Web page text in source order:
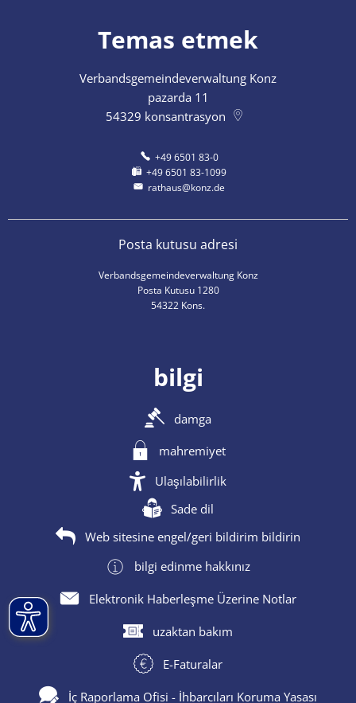
Temas etmek
Verbandsgemeindeverwaltung Konz
pazarda 11
54329 konsantrasyon
+49 6501 83-0
+49 6501 83-1099
rathaus@konz.de
Posta kutusu adresi
Verbandsgemeindeverwaltung Konz
Posta Kutusu 1280
54322 Kons.
bilgi
damga
mahremiyet
Ulaşılabilirlik
Sade dil
Web sitesine engel/geri bildirim bildirin
bilgi edinme hakkınız
Elektronik Haberleşme Üzerine Notlar
uzaktan bakım
E-Faturalar
İç Raporlama Ofisi - İhbarcıları Koruma Yasası